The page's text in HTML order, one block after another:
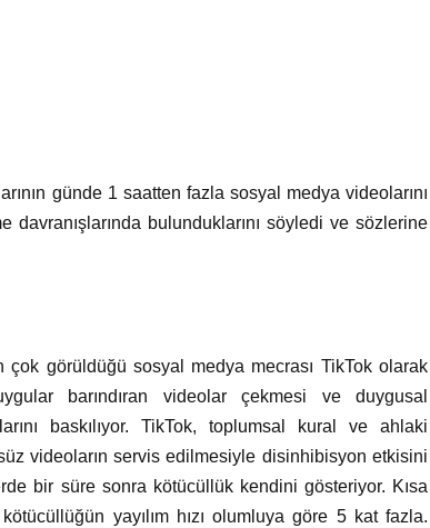
günde 1 saatten fazla sosyal medya videolarını
davranışlarında bulunduklarını söyledi ve sözlerine
görüldüğü sosyal medya mecrası TikTok olarak
barındıran videolar çekmesi ve duygusal
baskılıyor. TikTok, toplumsal kural ve ahlaki
videoların servis edilmesiyle disinhibisyon etkisini
bir süre sonra kötücüllük kendini gösteriyor. Kısa
yayılım hızı olumluya göre 5 kat fazla.